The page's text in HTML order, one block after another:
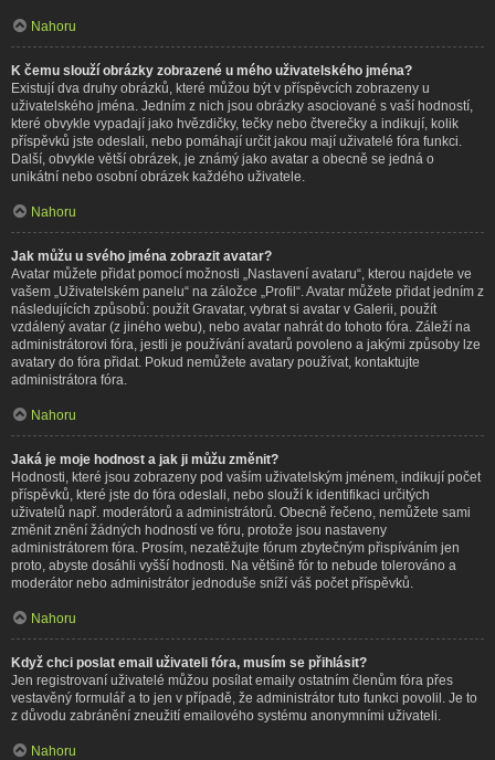
Nahoru
K čemu slouží obrázky zobrazené u mého uživatelského jména?
Existují dva druhy obrázků, které můžou být v příspěvcích zobrazeny u
uživatelského jména. Jedním z nich jsou obrázky asociované s vaší hodností,
které obvykle vypadají jako hvězdičky, tečky nebo čtverečky a indikují, kolik
příspěvků jste odeslali, nebo pomáhají určit jakou mají uživatelé fóra funkci.
Další, obvykle větší obrázek, je známý jako avatar a obecně se jedná o
unikátní nebo osobní obrázek každého uživatele.
Nahoru
Jak můžu u svého jména zobrazit avatar?
Avatar můžete přidat pomocí možnosti „Nastavení avataru“, kterou najdete ve
vašem „Uživatelském panelu“ na záložce „Profil“. Avatar můžete přidat jedním z
následujících způsobů: použít Gravatar, vybrat si avatar v Galerii, použít
vzdálený avatar (z jiného webu), nebo avatar nahrát do tohoto fóra. Záleží na
administrátorovi fóra, jestli je používání avatarů povoleno a jakými způsoby lze
avatary do fóra přidat. Pokud nemůžete avatary používat, kontaktujte
administrátora fóra.
Nahoru
Jaká je moje hodnost a jak ji můžu změnit?
Hodnosti, které jsou zobrazeny pod vaším uživatelským jménem, indikují počet
příspěvků, které jste do fóra odeslali, nebo slouží k identifikaci určitých
uživatelů např. moderátorů a administrátorů. Obecně řečeno, nemůžete sami
změnit znění žádných hodností ve fóru, protože jsou nastaveny
administrátorem fóra. Prosím, nezatěžujte fórum zbytečným přispíváním jen
proto, abyste dosáhli vyšší hodnosti. Na většině fór to nebude tolerováno a
moderátor nebo administrátor jednoduše sníží váš počet příspěvků.
Nahoru
Když chci poslat email uživateli fóra, musím se přihlásit?
Jen registrovaní uživatelé můžou posílat emaily ostatním členům fóra přes
vestavěný formulář a to jen v případě, že administrátor tuto funkci povolil. Je to
z důvodu zabránění zneužití emailového systému anonymními uživateli.
Nahoru